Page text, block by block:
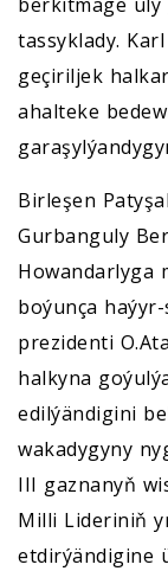
tassyklady.
geçiriljek
ahalteke
Birleşen
Gurbanguly
Howandarlyga
boýunça
prezidenti
halkyna
edilýändigini
wakadygyny
III gaznanyň
Milli Lideriniň
etdirýändigine